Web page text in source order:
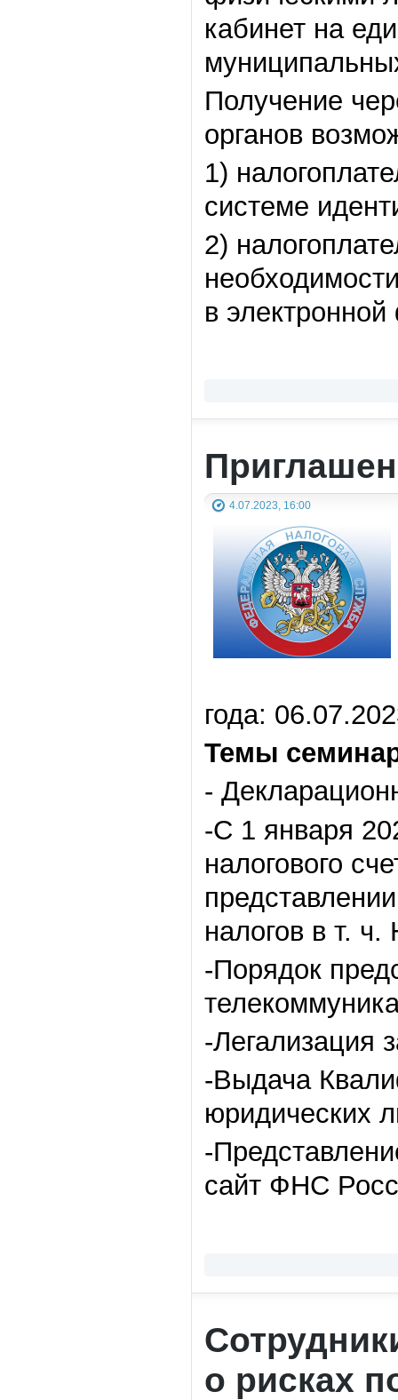
кабинет на
Получение
органов
1)
системе
2)
в
4.07.2023, 16:00
года:
Темы
-
-С 1 января
налогового
налогов в т.
-Порядок
-Легализация
-Выдача
юридических
-
сайт ФНС
о рисках